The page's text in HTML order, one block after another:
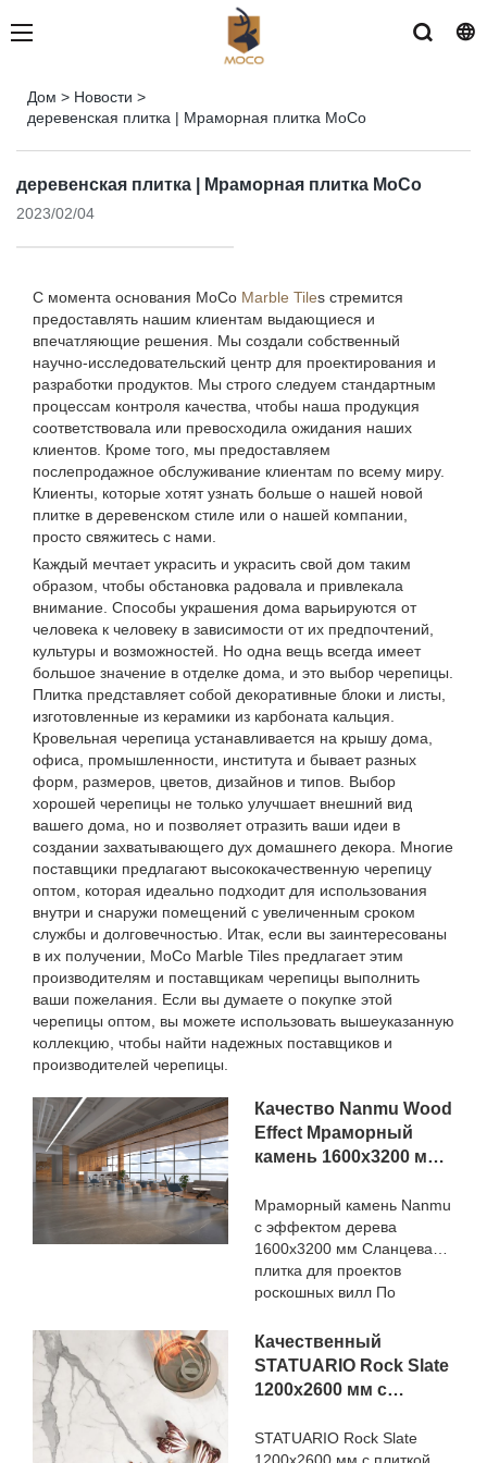
Дом > Новости >
деревенская плитка | Мраморная плитка MoCo
деревенская плитка | Мраморная плитка MoCo
2023/02/04
С момента основания MoCo Marble Tiles стремится
предоставлять нашим клиентам выдающиеся и
впечатляющие решения. Мы создали собственный
научно-исследовательский центр для проектирования и
разработки продуктов. Мы строго следуем стандартным
процессам контроля качества, чтобы наша продукция
соответствовала или превосходила ожидания наших
клиентов. Кроме того, мы предоставляем
послепродажное обслуживание клиентам по всему миру.
Клиенты, которые хотят узнать больше о нашей новой
плитке в деревенском стиле или о нашей компании,
просто свяжитесь с нами.
Каждый мечтает украсить и украсить свой дом таким
образом, чтобы обстановка радовала и привлекала
внимание. Способы украшения дома варьируются от
человека к человеку в зависимости от их предпочтений,
культуры и возможностей. Но одна вещь всегда имеет
большое значение в отделке дома, и это выбор черепицы.
Плитка представляет собой декоративные блоки и листы,
изготовленные из керамики из карбоната кальция.
Кровельная черепица устанавливается на крышу дома,
офиса, промышленности, института и бывает разных
форм, размеров, цветов, дизайнов и типов. Выбор
хорошей черепицы не только улучшает внешний вид
вашего дома, но и позволяет отразить ваши идеи в
создании захватывающего дух домашнего декора. Многие
поставщики предлагают высококачественную черепицу
оптом, которая идеально подходит для использования
внутри и снаружи помещений с увеличенным сроком
службы и долговечностью. Итак, если вы заинтересованы
в их получении, MoCo Marble Tiles предлагает этим
производителям и поставщикам черепицы выполнить
ваши пожелания. Если вы думаете о покупке этой
черепицы оптом, вы можете использовать вышеуказанную
коллекцию, чтобы найти надежных поставщиков и
производителей черепицы.
Качество Nanmu Wood
Effect Мраморный
камень 1600x3200 мм
проектов роскошных
вилл Производитель
Мраморный камень Nanmu
с эффектом дерева
1600x3200 мм Сланцевая
плитка для проектов
роскошных вилл По
продуктами на рынке, она
обладает несравненными
выдающимися
преимуществами с точки
производительности,
Качественный
STATUARIO Rock Slate
1200x2600 мм с
градусной плитки под
STATUARIO Rock Slate